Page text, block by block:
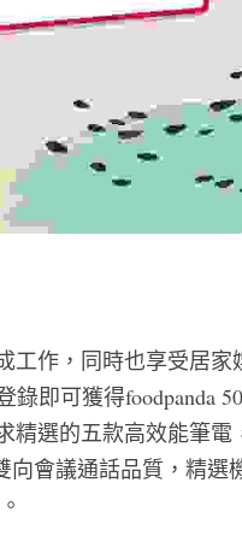
工作，同時也享受居家
即可獲得foodpanda
選的五款高效能筆電
向會議通話品質，精選